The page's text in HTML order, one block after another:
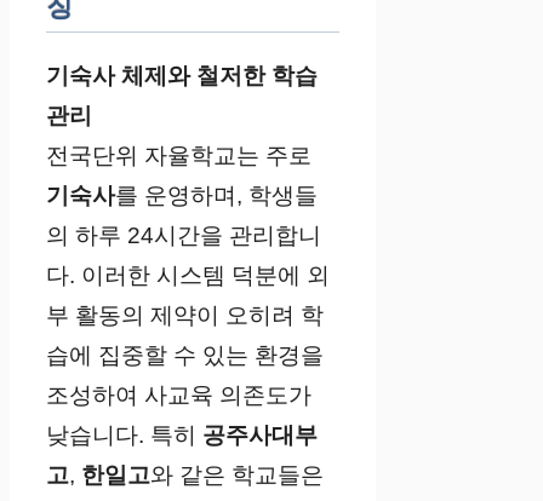
징
기숙사 체제와 철저한 학습
관리
전국단위 자율학교는 주로
기숙사를 운영하며, 학생들
의 하루 24시간을 관리합니
다. 이러한 시스템 덕분에 외
부 활동의 제약이 오히려 학
습에 집중할 수 있는 환경을
조성하여 사교육 의존도가
낮습니다. 특히 공주사대부
고, 한일고와 같은 학교들은